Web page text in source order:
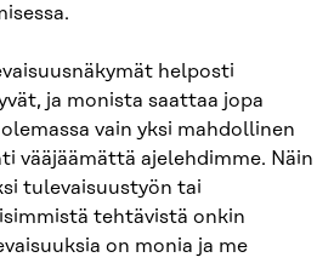
helposti
ja monista saattaa jopa
vain yksi mahdollinen
vääjäämättä ajelehdimme. Näin
tulevaisuustyön tai
tehtävistä onkin
on monia ja me